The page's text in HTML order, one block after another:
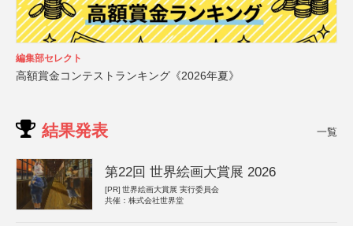
編集部セレクト
高額賞金コンテストランキング《2026年夏》
結果発表 一覧
第22回 世界絵画大賞展 2026
[PR] 世界絵画大賞展 実行委員会
共催：株式会社世界堂